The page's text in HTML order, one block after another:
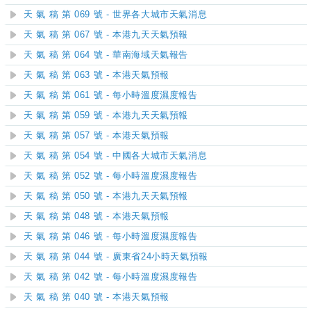
天 氣 稿 第 069 號 - 世界各大城市天氣消息
天 氣 稿 第 067 號 - 本港九天天氣預報
天 氣 稿 第 064 號 - 華南海域天氣報告
天 氣 稿 第 063 號 - 本港天氣預報
天 氣 稿 第 061 號 - 每小時溫度濕度報告
天 氣 稿 第 059 號 - 本港九天天氣預報
天 氣 稿 第 057 號 - 本港天氣預報
天 氣 稿 第 054 號 - 中國各大城市天氣消息
天 氣 稿 第 052 號 - 每小時溫度濕度報告
天 氣 稿 第 050 號 - 本港九天天氣預報
天 氣 稿 第 048 號 - 本港天氣預報
天 氣 稿 第 046 號 - 每小時溫度濕度報告
天 氣 稿 第 044 號 - 廣東省24小時天氣預報
天 氣 稿 第 042 號 - 每小時溫度濕度報告
天 氣 稿 第 040 號 - 本港天氣預報